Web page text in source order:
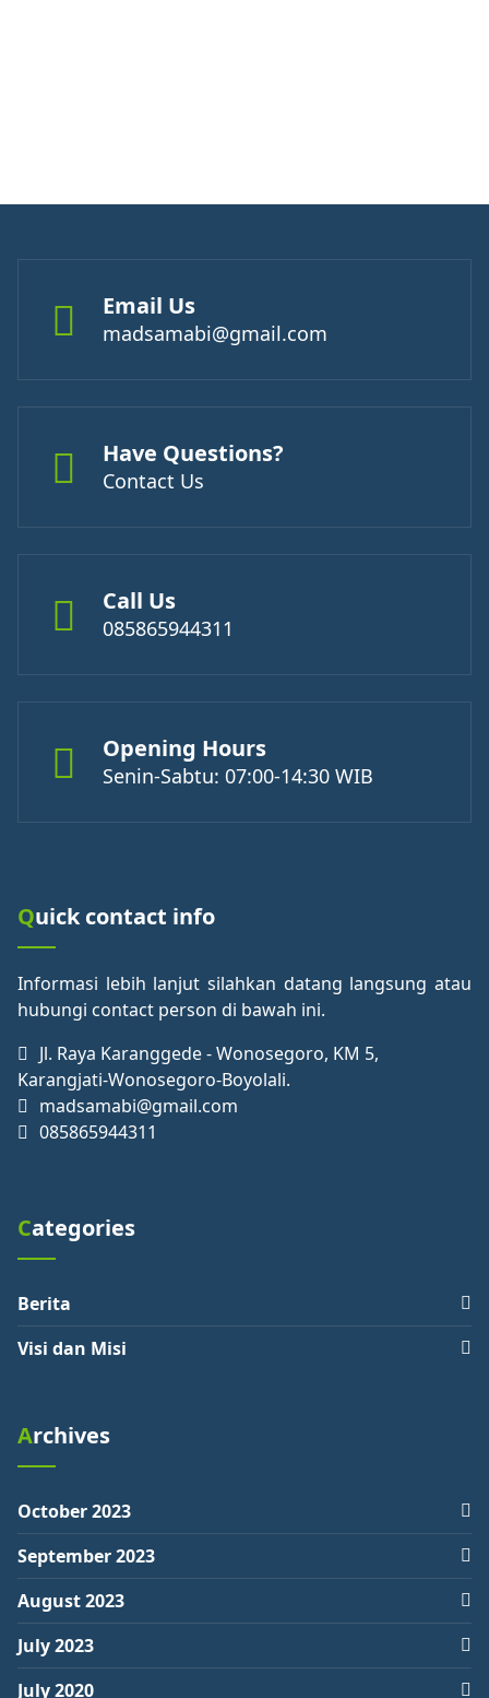
Email Us
madsamabi@gmail.com
Have Questions?
Contact Us
Call Us
085865944311
Opening Hours
Senin-Sabtu: 07:00-14:30 WIB
Quick contact info
Informasi lebih lanjut silahkan datang langsung atau
hubungi contact person di bawah ini.
Jl. Raya Karanggede - Wonosegoro, KM 5,
Karangjati-Wonosegoro-Boyolali.
madsamabi@gmail.com
085865944311
Categories
Berita
Visi dan Misi
Archives
October 2023
September 2023
August 2023
July 2023
July 2020